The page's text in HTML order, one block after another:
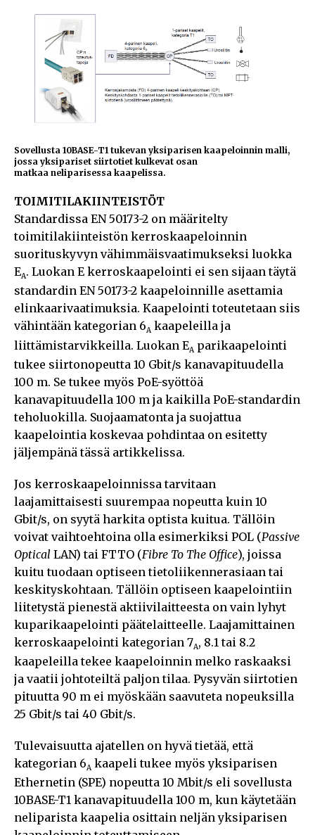
Sovellusta 10BASE-T1 tukevan yksiparisen kaapeloinnin malli,
jossa yksipariset siirtotiet kulkevat osan
matkaa neliparisessa kaapelissa.
TOIMITILAKIINTEISTÖT
Standardissa EN 50173-2 on määritelty
toimitilakiinteistön kerroskaapeloinnin
suorituskyvyn vähimmäisvaatimukseksi luokka
EA. Luokan E kerroskaapelointi ei sen sijaan täytä
standardin EN 50173-2 kaapeloinnille asettamia
elinkaarivaatimuksia. Kaapelointi toteutetaan siis
vähintään kategorian 6A kaapeleilla ja
liittämistarvikkeilla. Luokan EA parikaapelointi
tukee siirtonopeutta 10 Gbit/s kanavapituudella
100 m. Se tukee myös PoE-syöttöä
kanavapituudella 100 m ja kaikilla PoE-standardin
teholuokilla. Suojaamatonta ja suojattua
kaapelointia koskevaa pohdintaa on esitetty
jäljempänä tässä artikkelissa.
Jos kerroskaapeloinnissa tarvitaan
laajamittaisesti suurempaa nopeutta kuin 10
Gbit/s, on syytä harkita optista kuitua. Tällöin
voivat vaihtoehtoina olla esimerkiksi POL (Passive
Optical LAN) tai FTTO (Fibre To The Office), joissa
kuitu tuodaan optiseen tietoliikennerasiaan tai
keskityskohtaan. Tällöin optiseen kaapelointiin
liitetystä pienestä aktiivilaitteesta on vain lyhyt
kuparikaapelointi päätelaitteelle. Laajamittainen
kerroskaapelointi kategorian 7A, 8.1 tai 8.2
kaapeleilla tekee kaapeloinnin melko raskaaksi
ja vaatii johtoteiltä paljon tilaa. Pysyvän siirtotien
pituutta 90 m ei myöskään saavuteta nopeuksilla
25 Gbit/s tai 40 Gbit/s.
Tulevaisuutta ajatellen on hyvä tietää, että
kategorian 6A kaapeli tukee myös yksiparisen
Ethernetin (SPE) nopeutta 10 Mbit/s eli sovellusta
10BASE-T1 kanavapituudella 100 m, kun käytetään
neliparista kaapelia osittain neljän yksiparisen